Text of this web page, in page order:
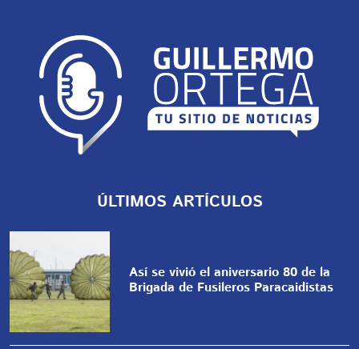
ÚLTIMOS ARTÍCULOS
Así se vivió el aniversario 80 de la
Brigada de Fusileros Paracaidistas